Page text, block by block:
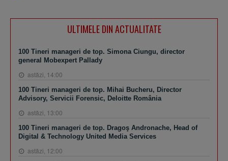
ULTIMELE DIN ACTUALITATE
100 Tineri manageri de top. Simona Ciungu, director
general Mobexpert Pallady
astăzi, 14:00
100 Tineri manageri de top. Mihai Bucheru, Director
Advisory, Servicii Forensic, Deloitte România
astăzi, 13:00
100 Tineri manageri de top. Dragoş Andronache, Head of
Digital & Technology United Media Services
astăzi, 12:00